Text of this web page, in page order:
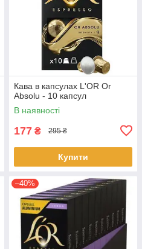
Кава в капсулах L'OR Or
Absolu - 10 капсул
В наявності
177 ₴ 295 ₴
Купити
–40%